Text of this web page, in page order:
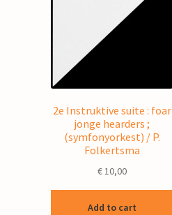
2e Instruktive suite : foar
jonge hearders ;
(symfonyorkest) / P.
Folkertsma
€10,00
Add to cart